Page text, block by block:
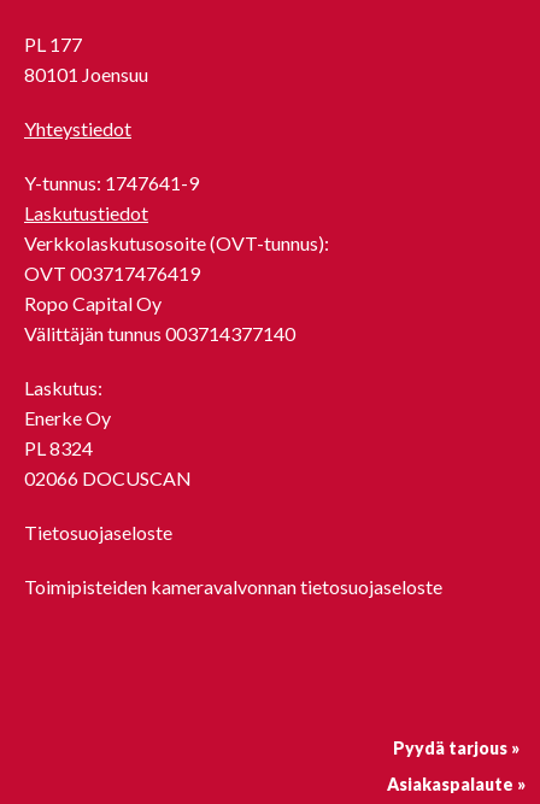
PL 177
80101 Joensuu
Yhteystiedot
Y-tunnus: 1747641-9
Laskutustiedot
Verkkolaskutusosoite (OVT-tunnus):
OVT 003717476419
Ropo Capital Oy
Välittäjän tunnus 003714377140
Laskutus:
Enerke Oy
PL 8324
02066 DOCUSCAN
Tietosuojaseloste
Toimipisteiden kameravalvonnan tietosuojaseloste
Pyydä tarjous »
Asiakaspalaute »